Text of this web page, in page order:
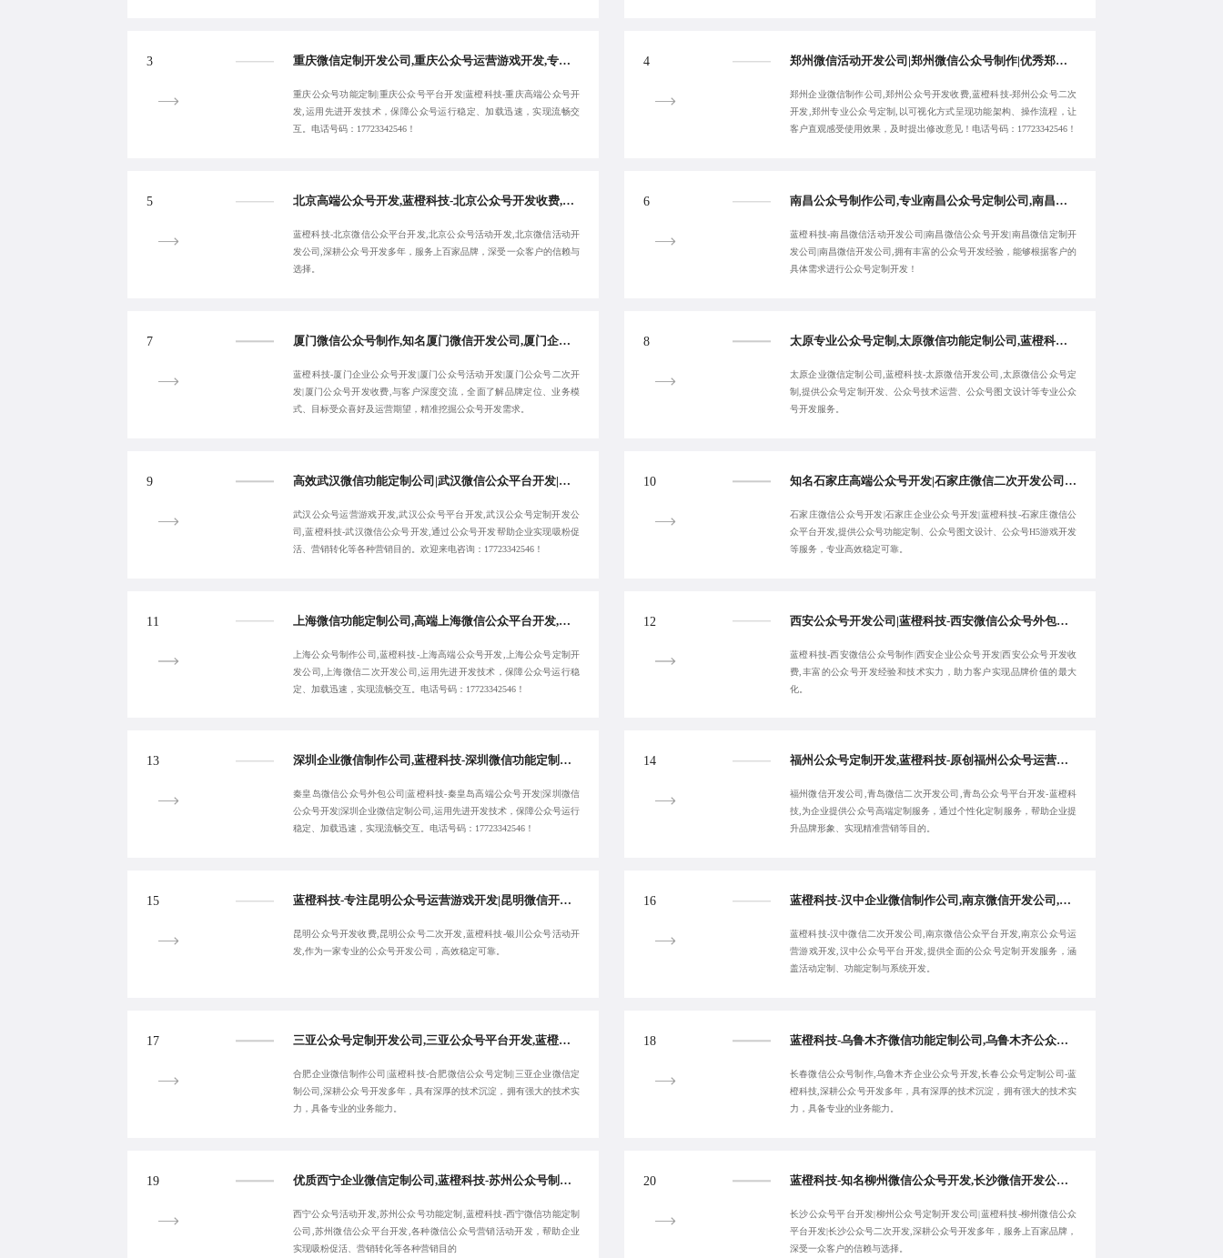
3 重庆微信定制开发公司,重庆公众号运营游戏开发,专业重庆公众号功能定制-蓝橙科技-值得您的信赖:17723342546
重庆公众号功能定制|重庆公众号平台开发|蓝橙科技-重庆高端公众号开
发,运用先进开发技术，保障公众号运行稳定、加载迅速，实现流畅交
互。电话号码：17723342546！
4 郑州微信活动开发公司|郑州微信公众号制作|优秀郑州企业微信制作公司|蓝橙科技-郑州公众号开发收费-确保长期稳定运行
郑州企业微信制作公司,郑州公众号开发收费,蓝橙科技-郑州公众号二次
开发,郑州专业公众号定制,以可视化方式呈现功能架构、操作流程，让
客户直观感受使用效果，及时提出修改意见！电话号码：17723342546！
5 北京高端公众号开发,蓝橙科技-北京公众号开发收费,高端北京微信公众平台开发,北京公众号活动开发-品质交付:17723342546
蓝橙科技-北京微信公众平台开发,北京公众号活动开发,北京微信活动开
发公司,深耕公众号开发多年，服务上百家品牌，深受一众客户的信赖与
选择。
6 南昌公众号制作公司,专业南昌公众号定制公司,南昌微信活动开发公司-蓝橙科技-高效开发交付
蓝橙科技-南昌微信活动开发公司|南昌微信公众号开发|南昌微信定制开
发公司|南昌微信开发公司,拥有丰富的公众号开发经验，能够根据客户的
具体需求进行公众号定制开发！
7 厦门微信公众号制作,知名厦门微信开发公司,厦门企业公众号开发-蓝橙科技-品质交付:17723342546
蓝橙科技-厦门企业公众号开发|厦门公众号活动开发|厦门公众号二次开
发|厦门公众号开发收费,与客户深度交流，全面了解品牌定位、业务模
式、目标受众喜好及运营期望，精准挖掘公众号开发需求。
8 太原专业公众号定制,太原微信功能定制公司,蓝橙科技-靠谱太原企业微信定制公司-服务性价比高
太原企业微信定制公司,蓝橙科技-太原微信开发公司,太原微信公众号定
制,提供公众号定制开发、公众号技术运营、公众号图文设计等专业公众
号开发服务。
9 高效武汉微信功能定制公司|武汉微信公众平台开发|蓝橙科技-武汉公众号运营游戏开发-确保长期稳定运行
武汉公众号运营游戏开发,武汉公众号平台开发,武汉公众号定制开发公
司,蓝橙科技-武汉微信公众号开发,通过公众号开发帮助企业实现吸粉促
活、营销转化等各种营销目的。欢迎来电咨询：17723342546！
10 知名石家庄高端公众号开发|石家庄微信二次开发公司|蓝橙科技-石家庄微信公众号开发|石家庄企业公众号开发-服务性价比高
石家庄微信公众号开发|石家庄企业公众号开发|蓝橙科技-石家庄微信公
众平台开发,提供公众号功能定制、公众号图文设计、公众号H5游戏开发
等服务，专业高效稳定可靠。
11 上海微信功能定制公司,高端上海微信公众平台开发,蓝橙科技-上海公众号制作公司,上海高端公众号开发-提供长期性服务
上海公众号制作公司,蓝橙科技-上海高端公众号开发,上海公众号定制开
发公司,上海微信二次开发公司,运用先进开发技术，保障公众号运行稳
定、加载迅速，实现流畅交互。电话号码：17723342546！
12 西安公众号开发公司|蓝橙科技-西安微信公众号外包公司|优秀西安微信公众号制作|西安企业公众号开发-精准需求把控
蓝橙科技-西安微信公众号制作|西安企业公众号开发|西安公众号开发收
费,丰富的公众号开发经验和技术实力，助力客户实现品牌价值的最大
化。
13 深圳企业微信制作公司,蓝橙科技-深圳微信功能定制公司,高效秦皇岛微信公众号外包公司-提供长期性服务
秦皇岛微信公众号外包公司|蓝橙科技-秦皇岛高端公众号开发|深圳微信
公众号开发|深圳企业微信定制公司,运用先进开发技术，保障公众号运行
稳定、加载迅速，实现流畅交互。电话号码：17723342546！
14 福州公众号定制开发,蓝橙科技-原创福州公众号运营游戏开发,福州微信开发公司,青岛微信二次开发公司-10年经验
福州微信开发公司,青岛微信二次开发公司,青岛公众号平台开发-蓝橙科
技,为企业提供公众号高端定制服务，通过个性化定制服务，帮助企业提
升品牌形象、实现精准营销等目的。
15 蓝橙科技-专注昆明公众号运营游戏开发|昆明微信开发公司|昆明公众号开发收费|昆明公众号二次开发-客户满意为止
昆明公众号开发收费,昆明公众号二次开发,蓝橙科技-银川公众号活动开
发,作为一家专业的公众号开发公司，高效稳定可靠。
16 蓝橙科技-汉中企业微信制作公司,南京微信开发公司,汉中微信二次开发公司-稳定可靠专业
蓝橙科技-汉中微信二次开发公司,南京微信公众平台开发,南京公众号运
营游戏开发,汉中公众号平台开发,提供全面的公众号定制开发服务，涵
盖活动定制、功能定制与系统开发。
17 三亚公众号定制开发公司,三亚公众号平台开发,蓝橙科技-合肥企业微信制作公司,合肥微信公众号定制-致力于合作共赢
合肥企业微信制作公司|蓝橙科技-合肥微信公众号定制|三亚企业微信定
制公司,深耕公众号开发多年，具有深厚的技术沉淀，拥有强大的技术实
力，具备专业的业务能力。
18 蓝橙科技-乌鲁木齐微信功能定制公司,乌鲁木齐公众号运营游戏开发,成熟长春微信公众号制作-一站式整包服务
长春微信公众号制作,乌鲁木齐企业公众号开发,长春公众号定制公司-蓝
橙科技,深耕公众号开发多年，具有深厚的技术沉淀，拥有强大的技术实
力，具备专业的业务能力。
19 优质西宁企业微信定制公司,蓝橙科技-苏州公众号制作公司,西宁公众号活动开发-客户满意为止
西宁公众号活动开发,苏州公众号功能定制,蓝橙科技-西宁微信功能定制
公司,苏州微信公众平台开发,各种微信公众号营销活动开发，帮助企业
实现吸粉促活、营销转化等各种营销目的
20 蓝橙科技-知名柳州微信公众号开发,长沙微信开发公司,长沙公众号平台开发,柳州公众号定制开发公司-10年经验
长沙公众号平台开发|柳州公众号定制开发公司|蓝橙科技-柳州微信公众
平台开发|长沙公众号二次开发,深耕公众号开发多年，服务上百家品牌，
深受一众客户的信赖与选择。